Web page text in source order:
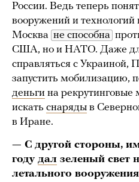
России. Ведь теперь
вооружений и технологий
Москва не способна
США, но и НАТО. Даже
справляться с Украиной,
запустить мобилизацию,
деньги на рекрутинговые
искать снаряды в
в Иране.
— С другой стороны,
году дал зеленый свет
летального